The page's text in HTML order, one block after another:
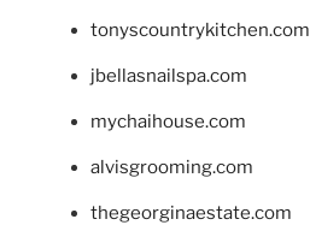
tonyscountrykitchen.com
jbellasnailspa.com
mychaihouse.com
alvisgrooming.com
thegeorginaestate.com